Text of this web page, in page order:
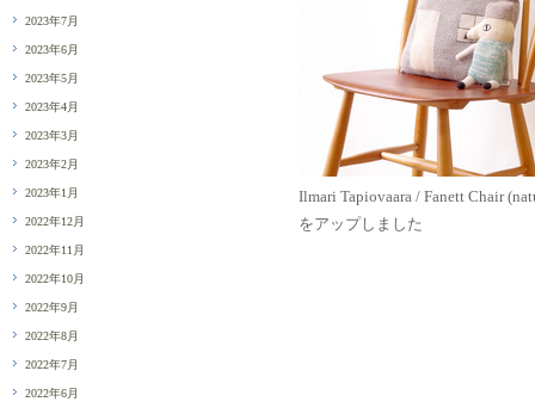
Ilmari Tapiovaara / Fanett Chair
をアップしました
2023年7月
2023年6月
2023年5月
2023年4月
2023年3月
2023年2月
2023年1月
2022年12月
2022年11月
2022年10月
2022年9月
2022年8月
2022年7月
2022年6月